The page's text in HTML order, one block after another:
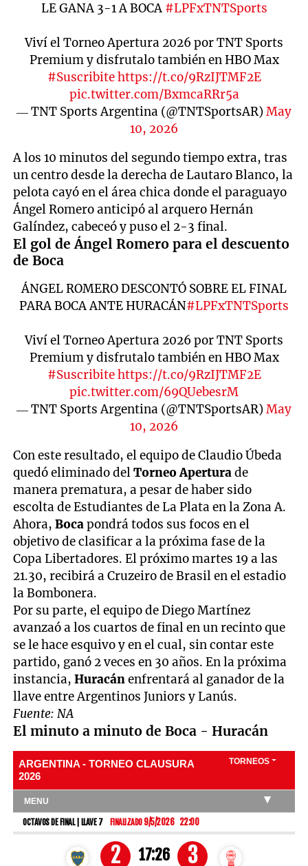
LE GANA 3-1 A BOCA #LPFxTNTSports
Viví el Torneo Apertura 2026 por TNT Sports
Premium y disfrutalo también en HBO Max
#Suscribite https://t.co/9RzIJTMF2E
pic.twitter.com/BxmcaRRr5a
— TNT Sports Argentina (@TNTSportsAR)May
10, 2026
A los 10 minutos del segundo tiempo extra, tras
un centro desde la derecha de Lautaro Blanco, la
pelota cayó en el área chica donde el paraguayo
Ángel Romero anticipó al arquero Hernán
Galíndez, cabeceó y puso el 2-3 final.
El gol de Ángel Romero para el descuento
de Boca
ÁNGEL ROMERO DESCONTÓ SOBRE EL FINAL
PARA BOCA ANTE HURACÁN#LPFxTNTSports
Viví el Torneo Apertura 2026 por TNT Sports
Premium y disfrutalo también en HBO Max
#Suscribite https://t.co/9RzIJTMF2E
pic.twitter.com/69QUebesrM
— TNT Sports Argentina (@TNTSportsAR)May
10, 2026
Con este resultado, el equipo de Claudio Úbeda
quedó eliminado delTorneo Aperturade
manera prematura, a pesar de haber sido
escolta de Estudiantes de La Plata en la Zona A.
Ahora,Bocapondrá todos sus focos en el
objetivo de clasificar a la próxima fase de la
Copa Libertadores. El próximo martes 19 a las
21.30, recibirá a Cruzeiro de Brasil en el estadio
la Bombonera.
Por su parte, el equipo de Diego Martínez
avanzaó a los cuartos de final en un recinto que
se le hace esquivo y en el cual, sin contar este
partido, ganó 2 veces en 30 años. En la próxima
instancia,Huracánenfrentará al ganador de la
llave entre Argentinos Juniors y Lanús.
Fuente: NA
El minuto a minuto de Boca - Huracán